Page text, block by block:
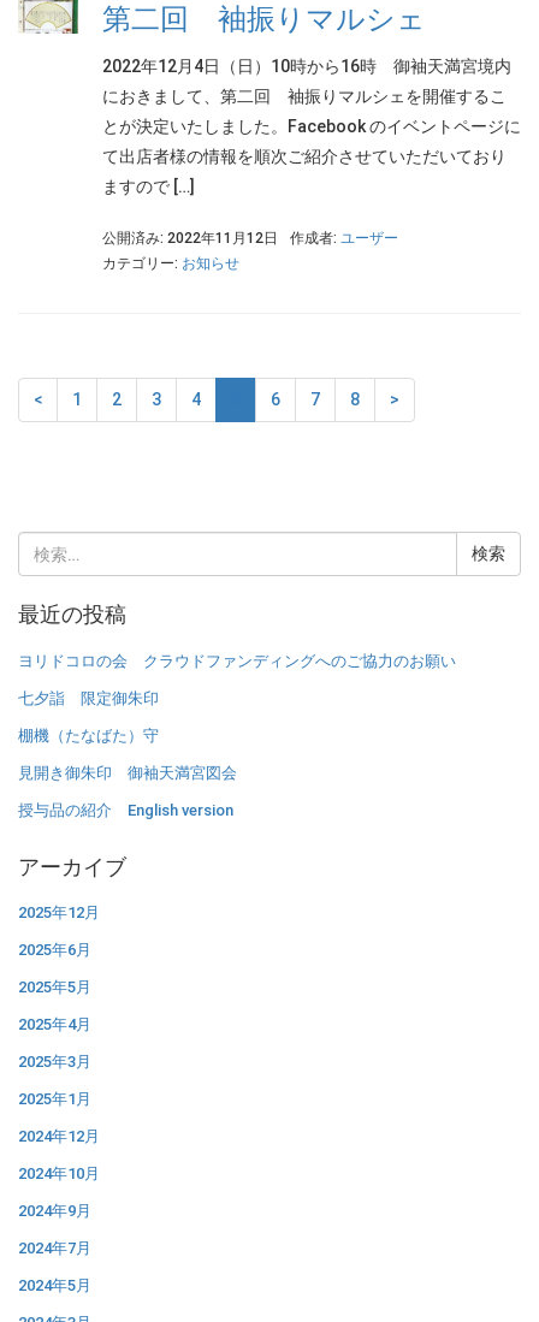
第二回 袖振りマルシェ
2022年12月4日（日）10時から16時 御袖天満宮境内
におきまして、第二回 袖振りマルシェを開催するこ
とが決定いたしました。Facebook のイベントページに
て出店者様の情報を順次ご紹介させていただいており
ますので […]
公開済み: 2022年11月12日 作成者: ユーザー
カテゴリー: お知らせ
< 1 2 3 4 6 7 8 >
索:
最近の投稿
ヨリドコロの会 クラウドファンディングへのご協力のお願い
七夕詣 限定御朱印
棚機（たなばた）守
見開き御朱印 御袖天満宮図会
授与品の紹介 English version
アーカイブ
2025年12月
2025年6月
2025年5月
2025年4月
2025年3月
2025年1月
2024年12月
2024年10月
2024年9月
2024年7月
2024年5月